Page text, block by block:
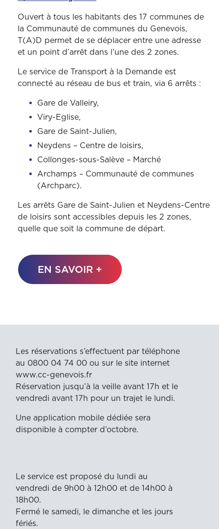
Ouvert à tous les habitants des 17 communes de
la Communauté de communes du Genevois,
T(A)D permet de se déplacer entre une adresse
et un point d’arrêt dans l’une des 2 zones.
Le service de Transport à la Demande est
connecté au réseau de bus et train, via 6 arrêts :
Gare de Valleiry,
Viry-Eglise,
Gare de Saint-Julien,
Neydens – Centre de loisirs,
Collonges-sous-Salève – Marché
Archamps – Communauté de communes
(Archparc).
Les arrêts Gare de Saint-Julien et Neydens-Centre
de loisirs sont accessibles depuis les 2 zones,
quelle que soit la commune de départ.
EN SAVOIR +
Les réservations s’effectuent par téléphone
au 0800 04 74 00 ou sur le site internet
www.cc-genevois.fr
Réservation jusqu’à la veille avant 17h et le
vendredi avant 17h pour un trajet le lundi.
Une application mobile dédiée sera
disponible à compter d’octobre.
Le service est proposé du lundi au
vendredi de 9h00 à 12h00 et de 14h00 à
18h00.
Fermé le samedi, le dimanche et les jours
fériés.